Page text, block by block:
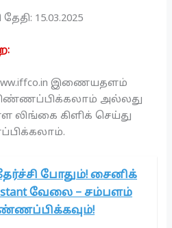
15.03.2025
இணையதளம்
அல்லது
லிங்கை கிளிக் செய்து
போதும்! சைனிக்
வேலை – சம்பளம்